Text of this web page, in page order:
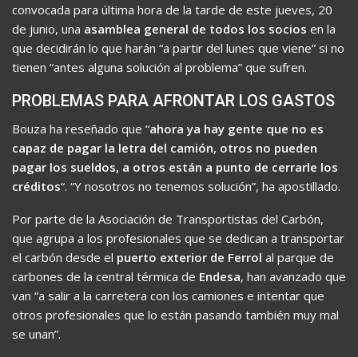
convocada para última hora de la tarde de este jueves, 20
de junio, una asamblea general de todos los socios en la
que decidirán lo que harán “a partir del lunes que viene” si no
tienen “antes alguna solución al problema” que sufren.
PROBLEMAS PARA AFRONTAR LOS GASTOS
Bouza ha reseñado que “ahora ya hay gente que no es
capaz de pagar la letra del camión, otros no pueden
pagar los sueldos, a otros están a punto de cerrarle los
créditos“. “Y nosotros no tenemos solución”, ha apostillado.
Por parte de la Asociación de Transportistas del Carbón,
que agrupa a los profesionales que se dedican a transportar
el carbón desde el puerto exterior de Ferrol al parque de
carbones de la central térmica de Endesa, han avanzado que
van “a salir a la carretera con los camiones e intentar que
otros profesionales que lo están pasando también muy mal
se unan”.